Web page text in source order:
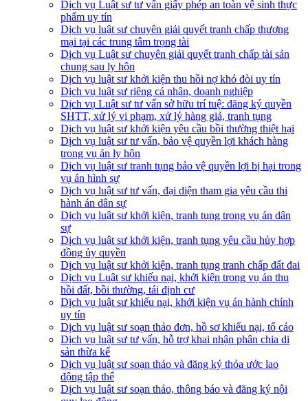
Dịch vụ Luật sư tư vấn giấy phép an toàn vệ sinh thực
phẩm uy tín
Dịch vụ luật sư chuyên giải quyết tranh chấp thương
mại tại các trung tâm trọng tài
Dịch vụ Luật sư chuyên giải quyết tranh chấp tài sản
chung sau ly hôn
Dịch vụ luật sư khởi kiện thu hồi nợ khó đòi uy tín
Dịch vụ luật sư riêng cá nhân, doanh nghiệp
Dịch vụ Luật sư tư vấn sở hữu trí tuệ: đăng ký quyền
SHTT, xử lý vi phạm, xử lý hàng giả, tranh tụng
Dịch vụ luật sư khởi kiện yêu cầu bồi thường thiệt hại
Dịch vụ luật sư tư vấn, bảo vệ quyền lợi khách hàng
trong vụ án ly hôn
Dịch vụ luật sư tranh tụng bảo vệ quyền lợi bị hại trong
vụ án hình sự
Dịch vụ luật sư tư vấn, đại diện tham gia yêu cầu thi
hành án dân sự
Dịch vụ luật sư khởi kiện, tranh tụng trong vụ án dân
sự
Dịch vụ luật sư khởi kiện, tranh tụng yêu cầu hủy hợp
đồng ủy quyền
Dịch vụ luật sư khởi kiện, tranh tụng tranh chấp đất đai
Dịch vụ Luật sư khiếu nại, khởi kiện trong vụ án thu
hồi đất, bồi thường, tái định cư
Dịch vụ luật sư khiếu nại, khởi kiện vụ án hành chính
uy tín
Dịch vụ luật sư soạn thảo đơn, hồ sơ khiếu nại, tố cáo
Dịch vụ luật sư tư vấn, hỗ trợ khai nhận phân chia di
sản thừa kế
Dịch vụ luật sư soạn thảo và đăng ký thỏa ước lao
động tập thể
Dịch vụ luật sư soạn thảo, thông báo và đăng ký nội